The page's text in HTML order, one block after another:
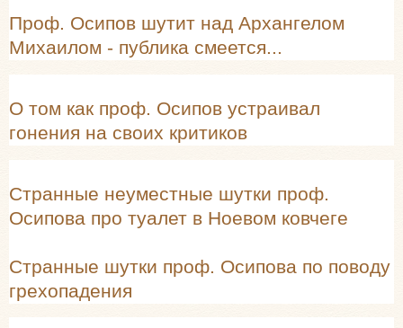
Проф. Осипов шутит над Архангелом
Михаилом - публика смеется...
О том как проф. Осипов устраивал
гонения на своих критиков
Странные неуместные шутки проф.
Осипова про туалет в Ноевом ковчеге
Странные шутки проф. Осипова по поводу
грехопадения